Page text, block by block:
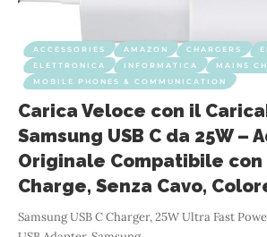
ACCESSORIES AMAZON CHARGERS
ELETTRONICA
INFORMATICA
MAINS
MOBILE PHONES & COMMUNICATION
Carica Veloce con il
Samsung USB C da 25W –
Originale Compatibile con
Charge, Senza Cavo,
Samsung USB C Charger, 25W Ultra Fast